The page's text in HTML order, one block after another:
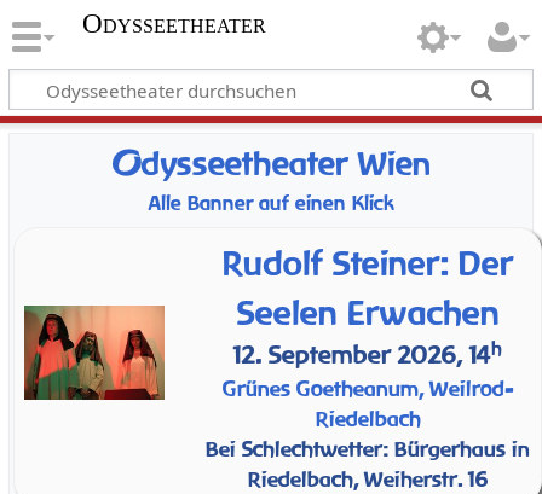
Odysseetheater
Odysseetheater Wien
Alle Banner auf einen Klick
Rudolf Steiner: Der
Seelen Erwachen
12. September 2026, 14h
Grünes Goetheanum, Weilrod-
Riedelbach
Bei Schlechtwetter: Bürgerhaus in
Riedelbach, Weiherstr. 16